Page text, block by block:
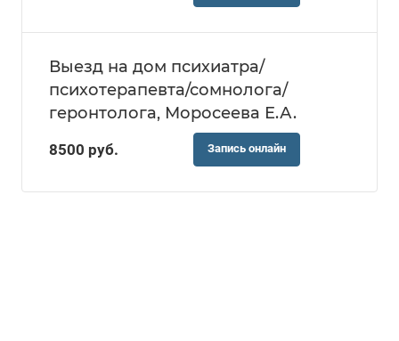
Выезд на дом психиатра/
психотерапевта/сомнолога/
геронтолога, Моросеева Е.А.
8500 руб. Запись онлайн